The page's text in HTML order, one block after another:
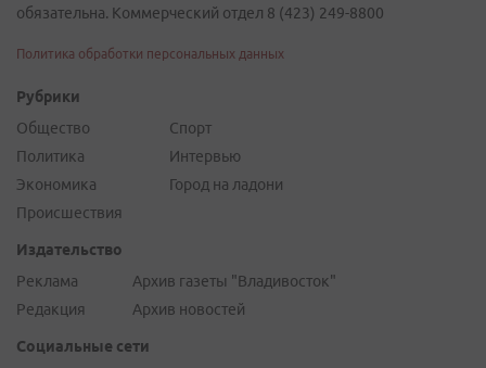
обязательна. Коммерческий отдел 8 (423) 249-8800
Политика обработки персональных данных
Рубрики
Общество
Политика
Экономика
Происшествия
Спорт
Интервью
Город на ладони
Издательство
Реклама
Редакция
Архив газеты "Владивосток"
Архив новостей
Социальные сети